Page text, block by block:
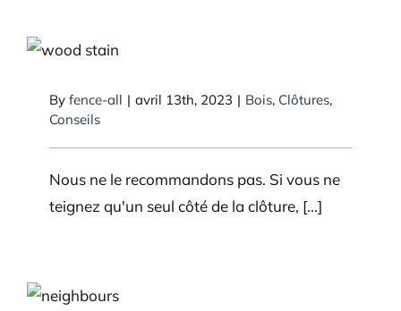
Peux-tu teindre un côté d’une
By fence-all | avril 13th, 2023 | Bois, Clôtures,
Conseils
Nous ne le recommandons pas. Si vous ne
teignez qu'un seul côté de la clôture, [...]
Est-ce que je peux aller sur la